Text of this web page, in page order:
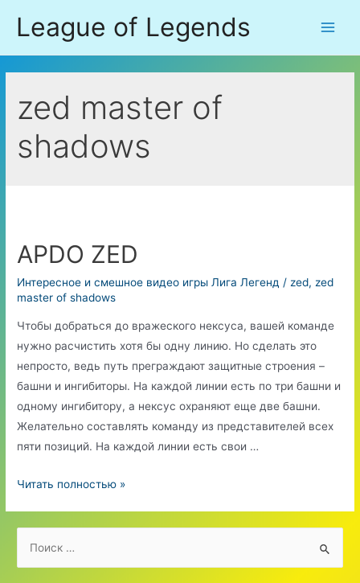
League of Legends
zed master of
shadows
APDO ZED
Интересное и смешное видео игры Лига Легенд / zed, zed
master of shadows
Чтобы добраться до вражеского нексуса, вашей команде
нужно расчистить хотя бы одну линию. Но сделать это
непросто, ведь путь преграждают защитные строения –
башни и ингибиторы. На каждой линии есть по три башни и
одному ингибитору, а нексус охраняют еще две башни.
Желательно составлять команду из представителей всех
пяти позиций. На каждой линии есть свои …
APDO
Читать полностью »